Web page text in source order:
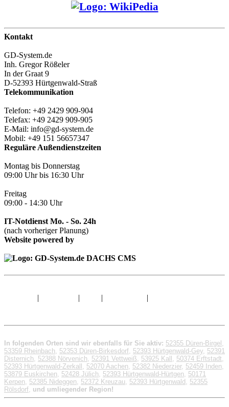
Kontakt
GD-System.de
Inh. Gregor Rößeler
In der Graat 9
D-52393 Hürtgenwald-Straß
Telekommunikation
Telefon: +49 2429 909-904
Telefax: +49 2429 909-905
E-Mail: info@gd-system.de
Mobil: +49 151 56657347
Reguläre Außendienstzeiten
Montag bis Donnerstag
09:00 Uhr bis 16:30 Uhr
Freitag
09:00 - 14:30 Uhr
IT-Notdienst Mo. - So. 24h
(nach vorheriger Planung)
Website powered by
| | | |
In folgenden Orten sind wir ebenfalls für Sie aktiv: 52355 Düren-Birgel ,
53359 Rheinbach, 52353 Düren-Birkesdorf, 52393 Hürtgenwald-Gey, 52391
Disternich, 52388 Nörvenich, 52391 Vettweiß, 53925 Kall , 50374 Erftstadt,
52393 Hürtgenwald-Zerkall , 52070 Aachen, 52382 Niederzier, 52459 Inden,
53879 Euskirchen, 52428 Jülich, 52393 Hürtgenwald-Hürtgen, 50171
Kerpen, 52385 Nideggen, 52372 Kreuzau, 52393 Hürtgenwald , 52355
Rölsdorf, und umliegender Region!